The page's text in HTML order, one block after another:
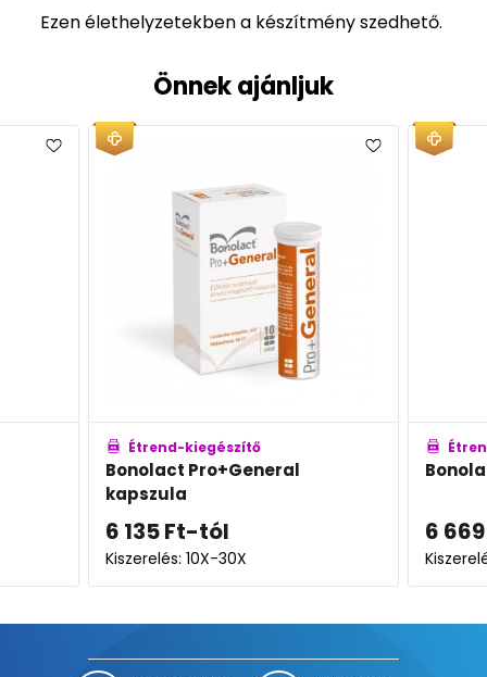
Ezen élethelyzetekben a készítmény szedhető.
Önnek ajánljuk
Étrend-kiegészítő
Bonolact Pro+Femina kapszula
6 669
Kiszerelés: 10X-30X